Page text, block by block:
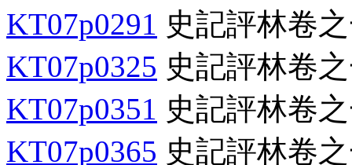
KT07p0291 史記評林卷
KT07p0325 史記評林卷
KT07p0351 史記評林卷
KT07p0365 史記評林卷